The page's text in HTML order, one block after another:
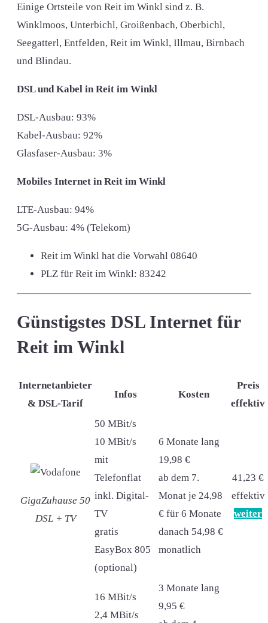
Einige Ortsteile von Reit im Winkl sind z. B.
Winklmoos, Unterbichl, Groißenbach, Oberbichl,
Seegatterl, Entfelden, Reit im Winkl, Illmau, Birnbach
und Blindau.
DSL und Kabel in Reit im Winkl
DSL-Ausbau: 93%
Kabel-Ausbau: 92%
Glasfaser-Ausbau: 3%
Mobiles Internet in Reit im Winkl
LTE-Ausbau: 94%
5G-Ausbau: 4% (Telekom)
Reit im Winkl hat die Vorwahl 08640
PLZ für Reit im Winkl: 83242
Günstigstes DSL Internet für
Reit im Winkl
Internetanbieter
& DSL-Tarif
Infos Kosten
Preis
effektiv
GigaZuhause 50
DSL + TV
50 MBit/s
10 MBit/s
mit
Telefonflat
inkl. Digital-
TV
gratis
EasyBox 805
(optional)
6 Monate lang
19,98 €
ab dem 7.
Monat je 24,98
€ für 6 Monate
danach 54,98 €
monatlich
41,23 €
effektiv
weiter
16 MBit/s
2,4 MBit/s
3 Monate lang
9,95 €